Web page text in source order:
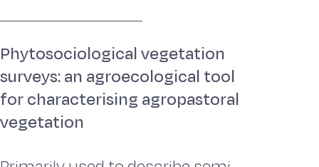
Phytosociological vegetation
surveys: an agroecological tool
for characterising agropastoral
vegetation